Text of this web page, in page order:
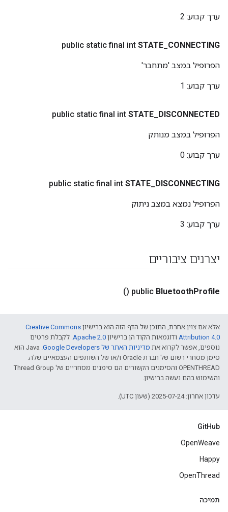
ערך קבוע: 2
public static final int STATE CONNECTING
הפרופיל במצב 'מתחבר'
ערך קבוע: 1
public static final int STATE DISCONNECTED
הפרופיל במצב מנותק
ערך קבוע: 0
public static final int STATE DISCONNECTING
הפרופיל נמצא במצב ניתוק
ערך קבוע: 3
יצרנים ציבוריים
public BluetoothProfile
()
אלא אם צוין אחרת, התוכן של הדף הזה הוא ברישיון Creative Commons
Attribution 4.0‏ ודוגמאות הקוד הן ברישיון Apache 2.0‏. לקבלת פרטים
נוספים, אפשר לקרוא את מדיניות האתר של Google Developers‏
.‏ Java הוא
סימן מסחרי רשום של חברת Oracle ו/או של השותפים העצמאיים שלה.
‫OPENTHREAD והסימנים הקשורים הם סימנים מסחריים של Thread Group
והשימוש בהם נעשה ברישיון.
עדכון אחרון: 2025-07-24 (שעון UTC).
GitHub
OpenWeave
Happy
OpenThread
תמיכה